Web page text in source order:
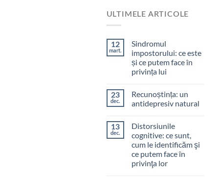
ULTIMELE ARTICOLE
12
mart.
Sindromul
impostorului: ce este
și ce putem face în
privința lui
23
dec.
Recunoștința: un
antidepresiv natural
13
dec.
Distorsiunile
cognitive: ce sunt,
cum le identificăm şi
ce putem face în
privinţa lor